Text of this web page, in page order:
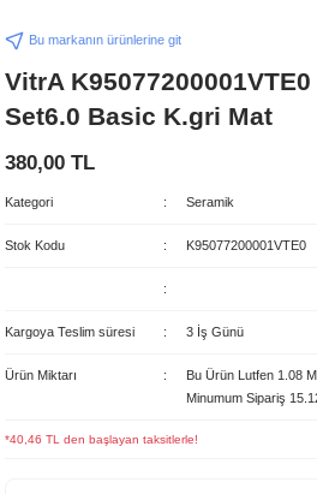
Bu markanın ürünlerine git
VitrA K95077200001VTE0
Set6.0 Basic K.gri Mat
380,00 TL
Kategori Seramik
Stok Kodu K95077200001VTE0
Kargoya Teslim süresi 3 İş Günü
Ürün Miktarı
Bu Ürün Lutfen 1.08
Minumum Sipariş
*40,46 TL den başlayan taksitlerle!